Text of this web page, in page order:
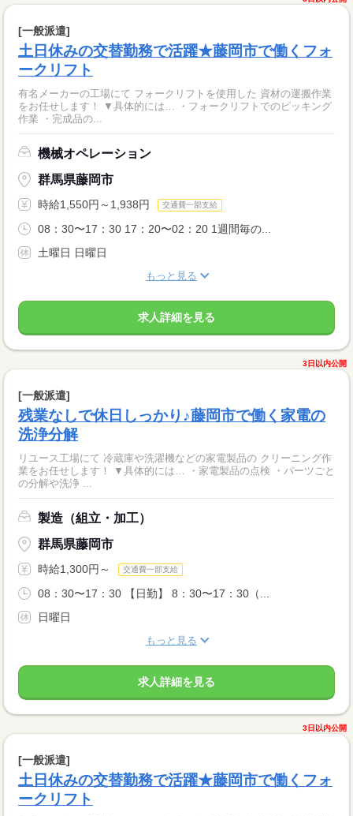
[一般派遣]
土日休みの交替勤務で活躍★藤岡市で働くフォ
ークリフト
有名メーカーの工場にて フォークリフトを使用した 資材の運搬作業
をお任せします！ ▼具体的には… ・フォークリフトでのピッキング
作業 ・完成品の...
機械オペレーション
群馬県藤岡市
時給1,550円～1,938円 交通費一部支給
08：30〜17：30 17：20〜02：20 1週間毎の...
土曜日 日曜日
もっと見る
求人詳細を見る
3日以内公開
[一般派遣]
残業なしで休日しっかり♪藤岡市で働く家電の
洗浄分解
リユース工場にて 冷蔵庫や洗濯機などの家電製品の クリーニング作
業をお任せします！ ▼具体的には… ・家電製品の点検 ・パーツごと
の分解や洗浄 ...
製造（組立・加工）
群馬県藤岡市
時給1,300円～ 交通費一部支給
08：30〜17：30 【日勤】 8：30〜17：30（...
日曜日
もっと見る
求人詳細を見る
3日以内公開
[一般派遣]
土日休みの交替勤務で活躍★藤岡市で働くフォ
ークリフト